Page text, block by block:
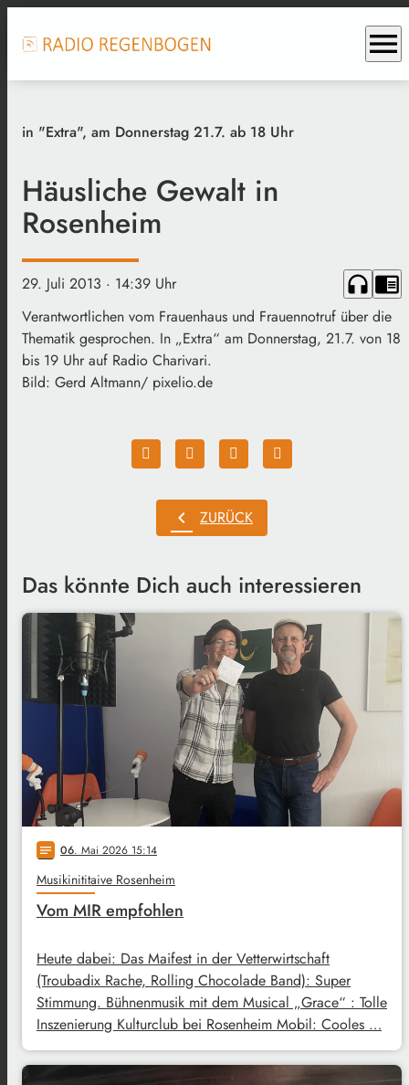
menu
in "Extra", am Donnerstag 21.7. ab 18 Uhr
Häusliche Gewalt in
Rosenheim
29. Juli 2013 · 14:39 Uhr headphones chrome_reader_mode
Verantwortlichen vom Frauenhaus und Frauennotruf über die
Thematik gesprochen. In „Extra“ am Donnerstag, 21.7. von 18
bis 19 Uhr auf Radio Charivari.
Bild: Gerd Altmann/ pixelio.de
chevron_left ZURÜCK
Das könnte Dich auch interessieren
notes 06. Mai 2026 15:14
Musikinititaive Rosenheim
Vom MIR empfohlen
Heute dabei: Das Maifest in der Vetterwirtschaft
(Troubadix Rache, Rolling Chocolade Band): Super
Stimmung. Bühnenmusik mit dem Musical „Grace“ : Tolle
Inszenierung Kulturclub bei Rosenheim Mobil: Cooles …